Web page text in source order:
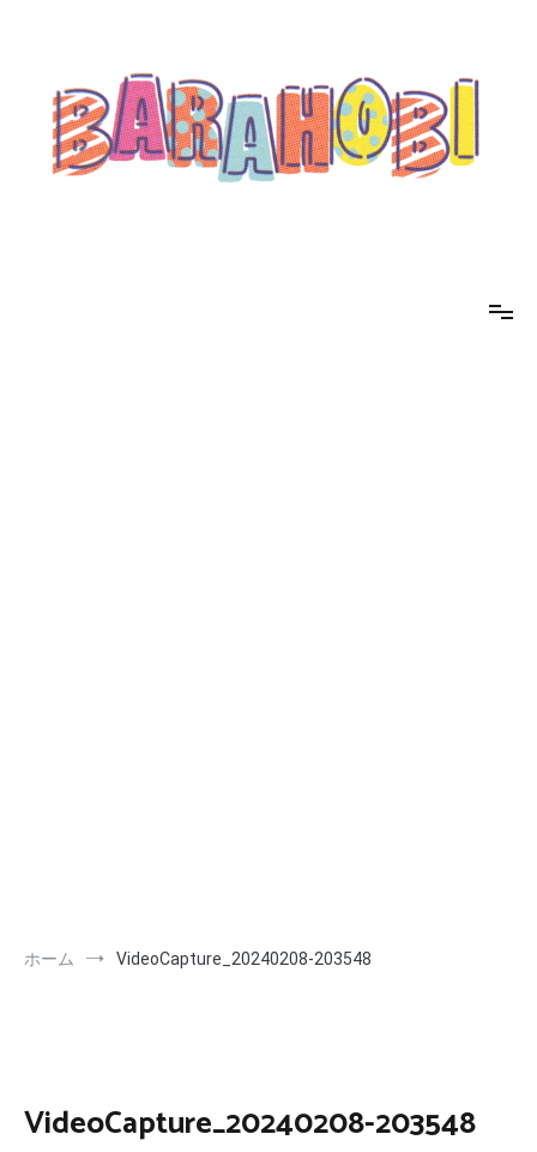
ホーム VideoCapture_20240208-203548
VideoCapture_20240208-203548